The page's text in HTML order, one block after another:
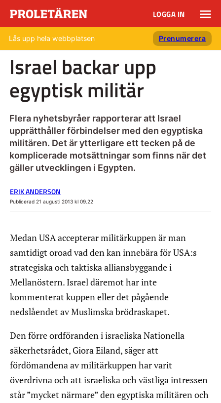
LOGGA IN
Lås upp hela webbplatsen Prenumerera
Israel backar upp
egyptisk militär
Flera nyhetsbyråer rapporterar att Israel
upprätthåller förbindelser med den egyptiska
militären. Det är ytterligare ett tecken på de
komplicerade motsättningar som finns när det
gäller utvecklingen i Egypten.
ERIK ANDERSON
Publicerad 21 augusti 2013 kl 09.22
Medan USA accepterar militärkuppen är man
samtidigt oroad vad den kan innebära för USA:s
strategiska och taktiska alliansbyggande i
Mellanöstern. Israel däremot har inte
kommenterat kuppen eller det pågående
nedslåendet av Muslimska brödraskapet.
Den förre ordföranden i israeliska Nationella
säkerhetsrådet, Giora Eiland, säger att
fördömandena av militärkuppen har varit
överdrivna och att israeliska och västliga intressen
står ”mycket närmare” den egyptiska militären och